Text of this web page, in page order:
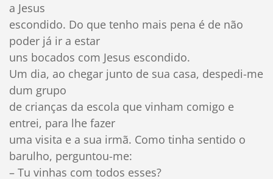
a Jesus
escondido. Do que tenho mais pena é de não
poder já ir a estar
uns bocados com Jesus escondido.
Um dia, ao chegar junto de sua casa, despedi-me
dum grupo
de crianças da escola que vinham comigo e
entrei, para lhe fazer
uma visita e a sua irmã. Como tinha sentido o
barulho, perguntou-me:
– Tu vinhas com todos esses?